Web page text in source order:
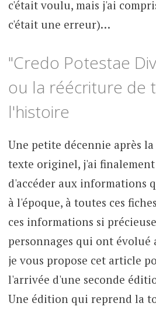
c'était voulu, mais j'ai
c'était une erreur)…
"Credo Potestae
ou la réécriture de
l'histoire
Une petite décennie après
texte originel, j'ai
d'accéder aux informations
à l'époque, à toutes ces
ces informations si
personnages qui ont
je vous propose cet article
l'arrivée d'une seconde
Une édition qui reprend la